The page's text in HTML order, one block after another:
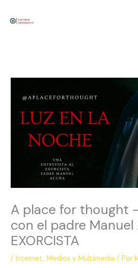
A place for thought
con el padre Manuel
EXORCISTA
/Internet,Medios y Multimedia / Por